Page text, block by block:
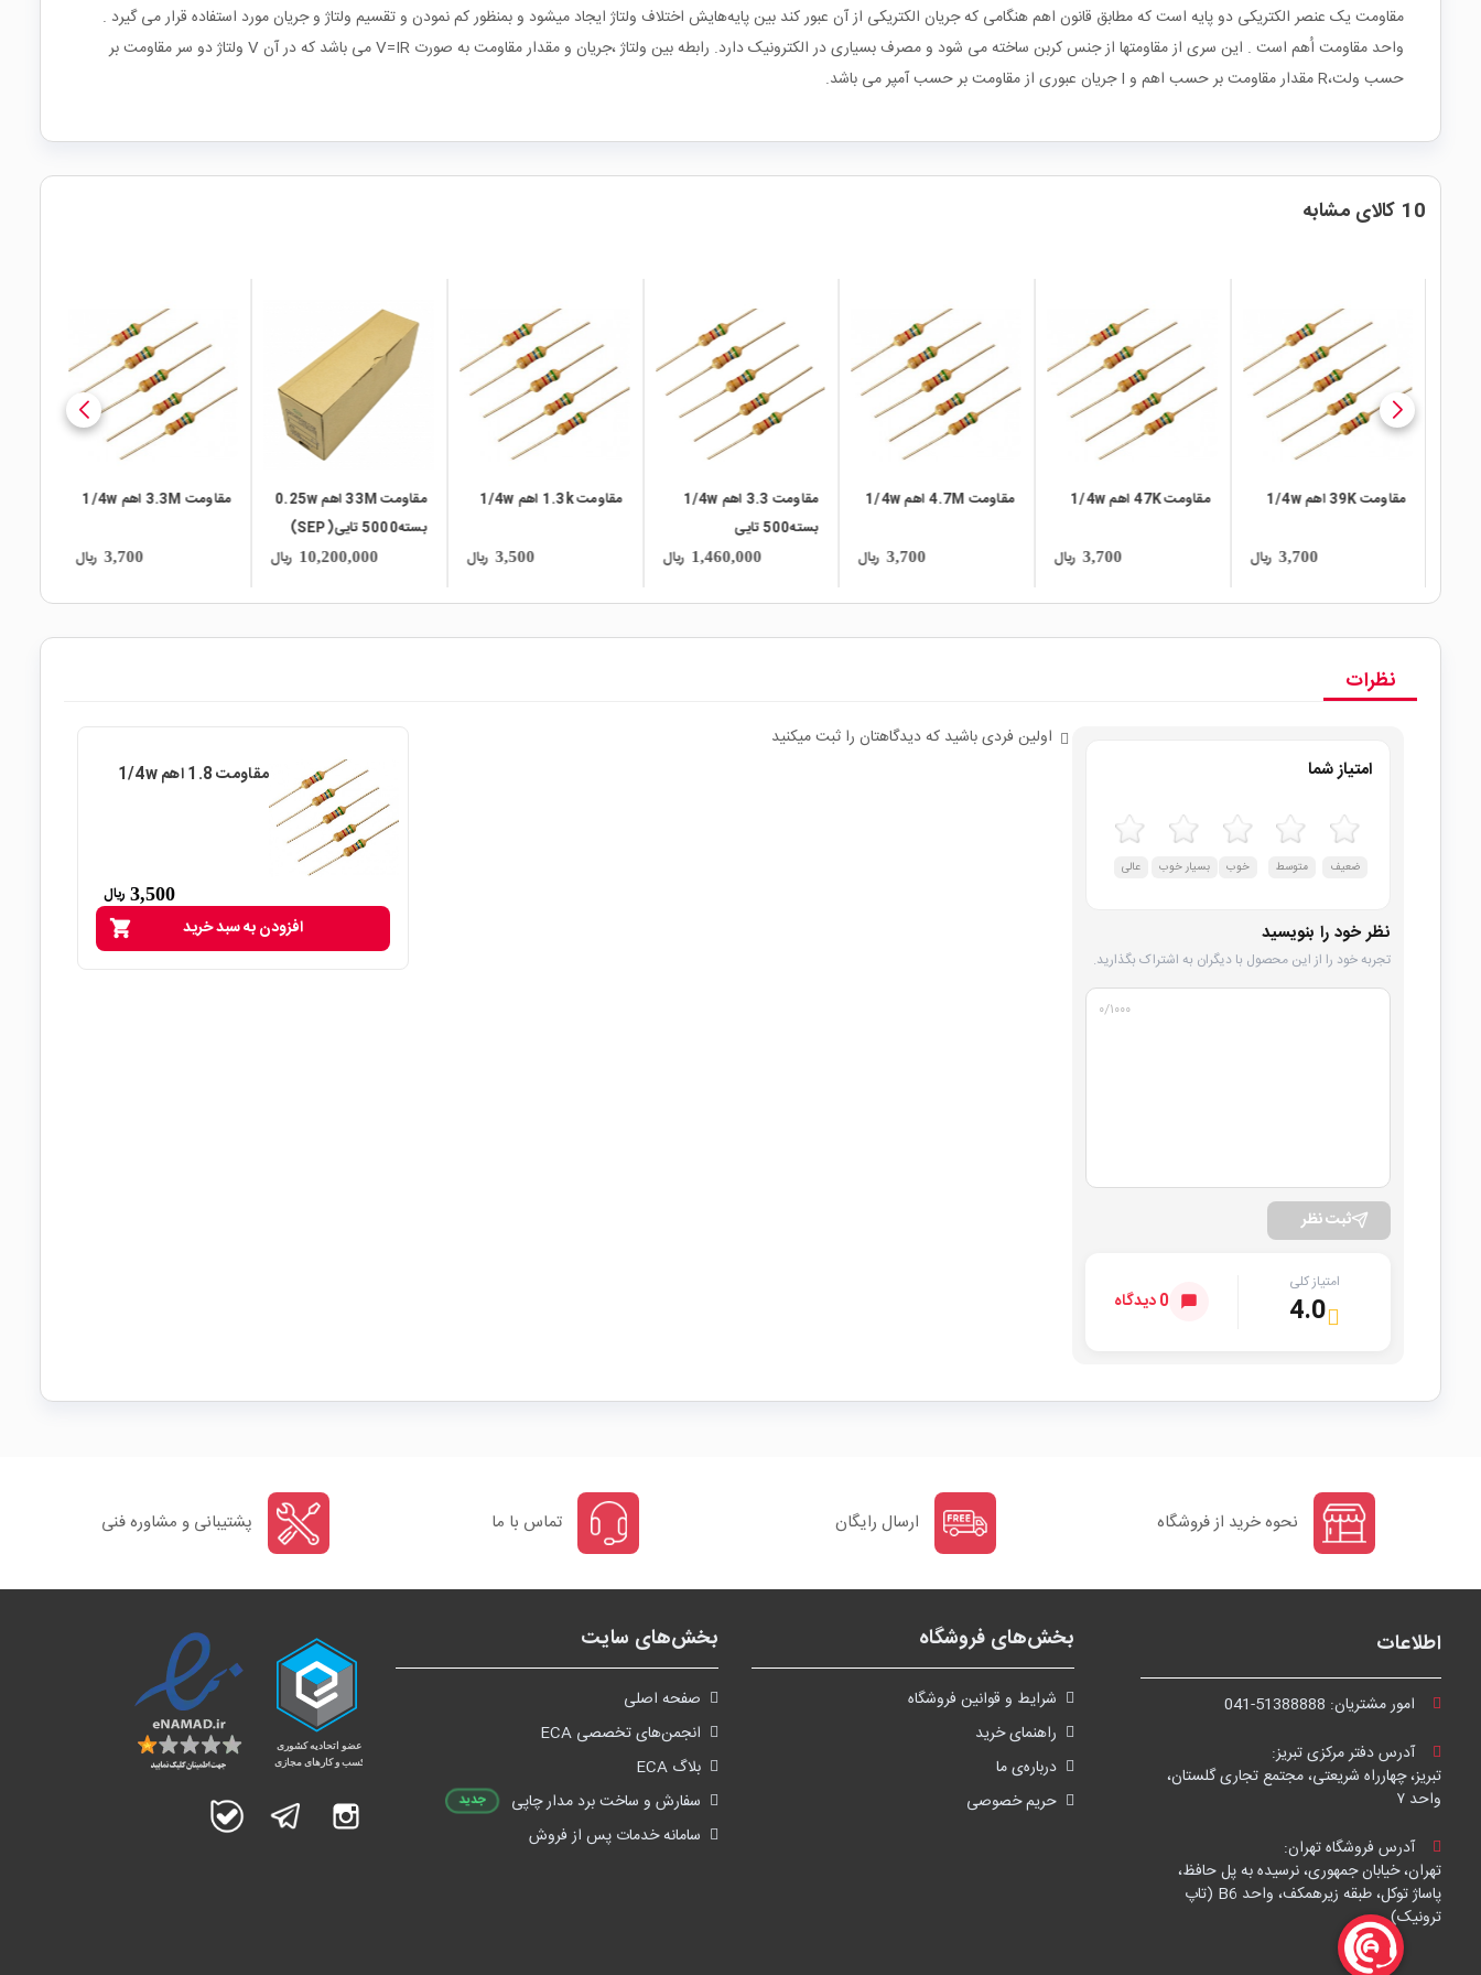
مقاومت یک عنصر الکتریکی دو پایه است که مطابق قانون اهم هنگامی که جریان الکتریکی از آن عبور کند بین پایه‌هایش اختلاف ولتاژ ایجاد میشود و بمنظور کم نمودن و تقسیم ولتاژ و جریان مورد استفاده قرار می گیرد .
واحد مقاومت اُهم است . این سری از مقاومتها از جنس کربن ساخته می شود و مصرف بسیاری در الکترونیک دارد. رابطه بین ولتاژ ،جریان و مقدار مقاومت به صورت V=IR می باشد که در آن V ولتاژ دو سر مقاومت بر
حسب ولت،R مقدار مقاومت بر حسب اهم و I جریان عبوری از مقاومت بر حسب آمپر می باشد.
10 کالای مشابه
ریال
local_mall
مقاومت 47K اهم 1/4w
ریال
local_mall
مقاومت 4.7M اهم 1/4w
ریال
local_mall
مقاومت 3.3 اهم 1/4w
1,460,000 ریال
local_mall
مقاومت 1.3k اهم 1/4w
ریال
local_mall
مقاومت 33M اهم 0.25w
10,200,000 ریال
local_mall
مقاومت 3.3M اهم 1/4w
ریال
local_mall
مقاومت 39 اهم 1/4w
نظرات
امتیاز شما
ضعیف متوسط خوب بسیار خوب عالی
نظر خود را بنویسید
تجربه خود را از این محصول با دیگران به اشتراک بگذارید.
۰/۱۰۰۰
ثبت نظر
امتیاز کلی
4.0 0 دیدگاه
اولین فردی باشید که دیدگاهتان را ثبت میکنید
مقاومت 1.8 اهم 1/4w
3,500 ریال
shopping_cart افزودن به سبد خرید
نحوه خرید از فروشگاه ارسال رایگان تماس با ما پشتیبانی و مشاوره فنی
اطلاعات
امور مشتریان: 041-51388888
آدرس دفتر مرکزی تبریز:
تبریز، چهارراه شریعتی، مجتمع تجاری گلستان،
واحد ۷
آدرس فروشگاه تهران:
تهران، خیابان جمهوری، نرسیده به پل حافظ،
پاساژ توکل، طبقه زیرهمکف، واحد B6 (تاپ
ترونیک)
بخش‌های فروشگاه
شرايط و قوانین فروشگاه
راهنمای خرید
درباره‌ی ما
حریم خصوصی
بخش‌های سایت
صفحه اصلی
انجمن‌های تخصصی ECA
بلاگ ECA
سفارش و ساخت برد مدار چاپی
جدید
سامانه خدمات پس از فروش
اینستاگرام تلگرام